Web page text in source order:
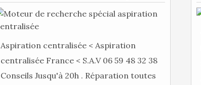
Aspiration centralisée < Aspiration
centralisée France < S.A.V 06 59 48 32 38
Conseils Jusqu'à 20h . Réparation toutes